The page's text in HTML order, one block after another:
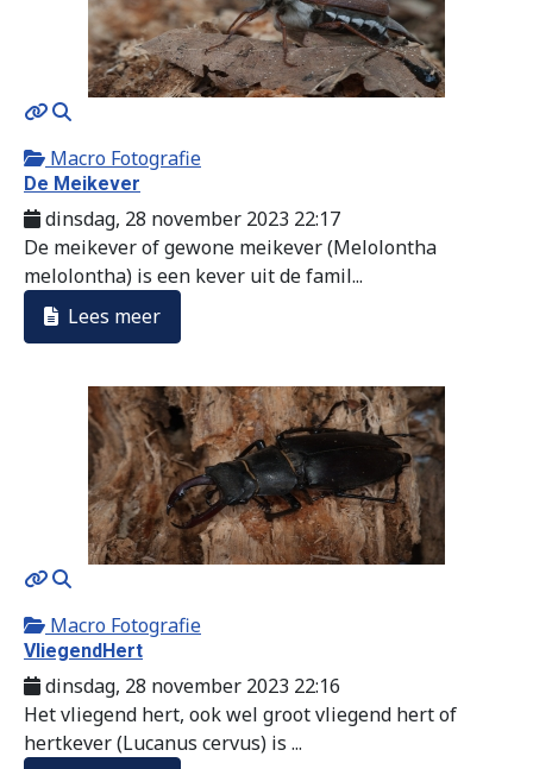
MOD_JTCS_VIEW_ARTICLE_LINK
Macro Fotografie
De Meikever
dinsdag, 28 november 2023 22:17
De meikever of gewone meikever (Melolontha
melolontha) is een kever uit de famil...
Lees meer
MOD_JTCS_VIEW_ARTICLE_LINK
Macro Fotografie
VliegendHert
dinsdag, 28 november 2023 22:16
Het vliegend hert, ook wel groot vliegend hert of
hertkever (Lucanus cervus) is ...